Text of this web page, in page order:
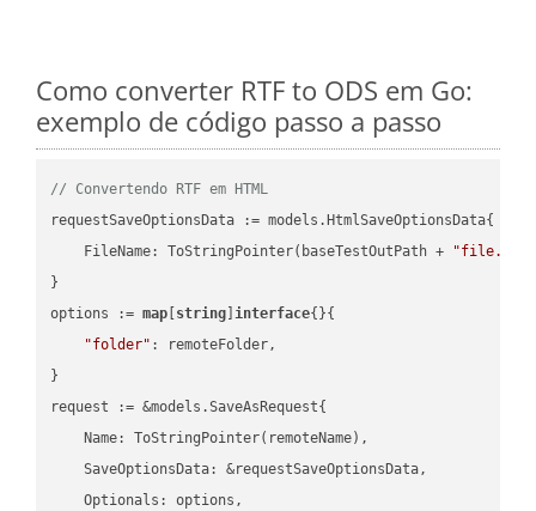
Como converter RTF to ODS em Go:
exemplo de código passo a passo
// Convertendo RTF em HTML
requestSaveOptionsData := models.HtmlSaveOptionsData{
    FileName: ToStringPointer(baseTestOutPath +
"file.RTF"
}
options := map string ]interface{}{
"folder" : remoteFolder,
}
request := &models.SaveAsRequest{
    Name: ToStringPointer(remoteName),
    SaveOptionsData: &requestSaveOptionsData,
    Optionals: options,